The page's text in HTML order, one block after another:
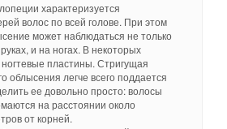
характеризуется
волос по всей голове. При этом
может наблюдаться не только
и на ногах. В некоторых
пластины. Стригущая
легче всего поддается
ее довольно просто: волосы
на расстоянии около
от корней.